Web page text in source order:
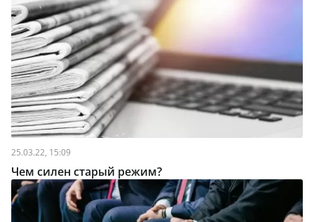
25.03.22, 15:09
Чем силен старый режим?